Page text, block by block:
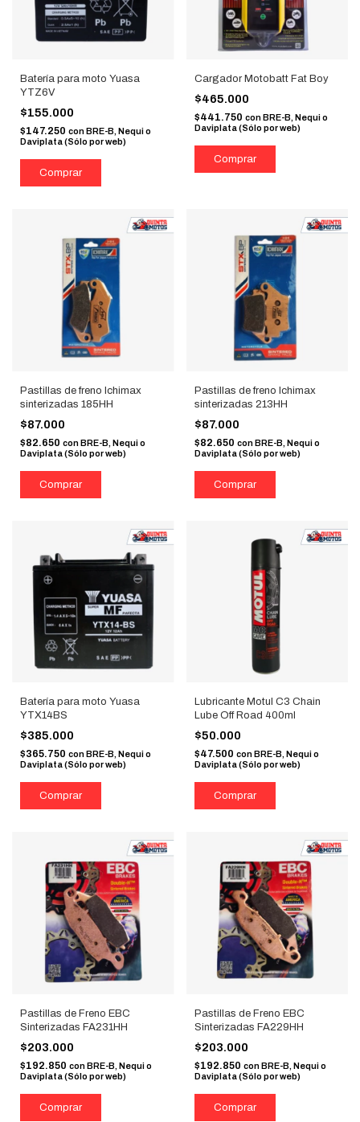
Batería para moto Yuasa
YTZ6V
$155.000
$147.250 con BRE-B, Nequi o
Daviplata (Sólo por web)
Cargador Motobatt Fat Boy
$465.000
$441.750 con BRE-B, Nequi o
Daviplata (Sólo por web)
Pastillas de freno Ichimax
sinterizadas 185HH
$87.000
$82.650 conBRE-B, Nequi o
Daviplata (Sólo por web)
Pastillas de freno Ichimax
sinterizadas 213HH
$87.000
$82.650 con BRE-B, Nequi o
Daviplata (Sólo por web)
Batería para moto Yuasa
YTX14BS
$385.000
$365.750 con BRE-B, Nequi o
Daviplata (Sólo por web)
Lubricante Motul C3 Chain
Lube Off Road 400ml
$50.000
$47.500 con BRE-B, Nequi o
Daviplata (Sólo por web)
Pastillas de Freno EBC
Sinterizadas FA231HH
$203.000
$192.850 conBRE-B, Nequi o
Daviplata (Sólo por web)
Pastillas de Freno EBC
Sinterizadas FA229HH
$203.000
$192.850 con BRE-B, Nequi o
Daviplata (Sólo por web)